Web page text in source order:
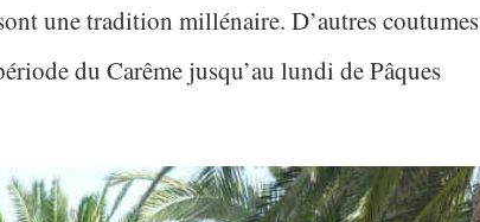
une tradition millénaire. D’autres coutumes
du Carême jusqu’au lundi de Pâques